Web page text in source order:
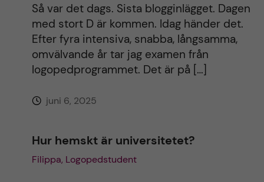
Så var det dags. Sista blogginlägget. Dagen
med stort D är kommen. Idag händer det.
Efter fyra intensiva, snabba, långsamma,
omvälvande år tar jag examen från
logopedprogrammet. Det är på […]
juni 6, 2025
Hur hemskt är universitetet?
Filippa, Logopedstudent